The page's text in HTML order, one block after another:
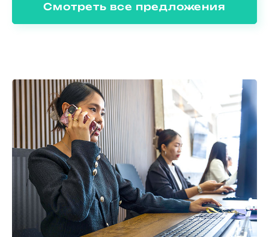
Смотреть все предложения